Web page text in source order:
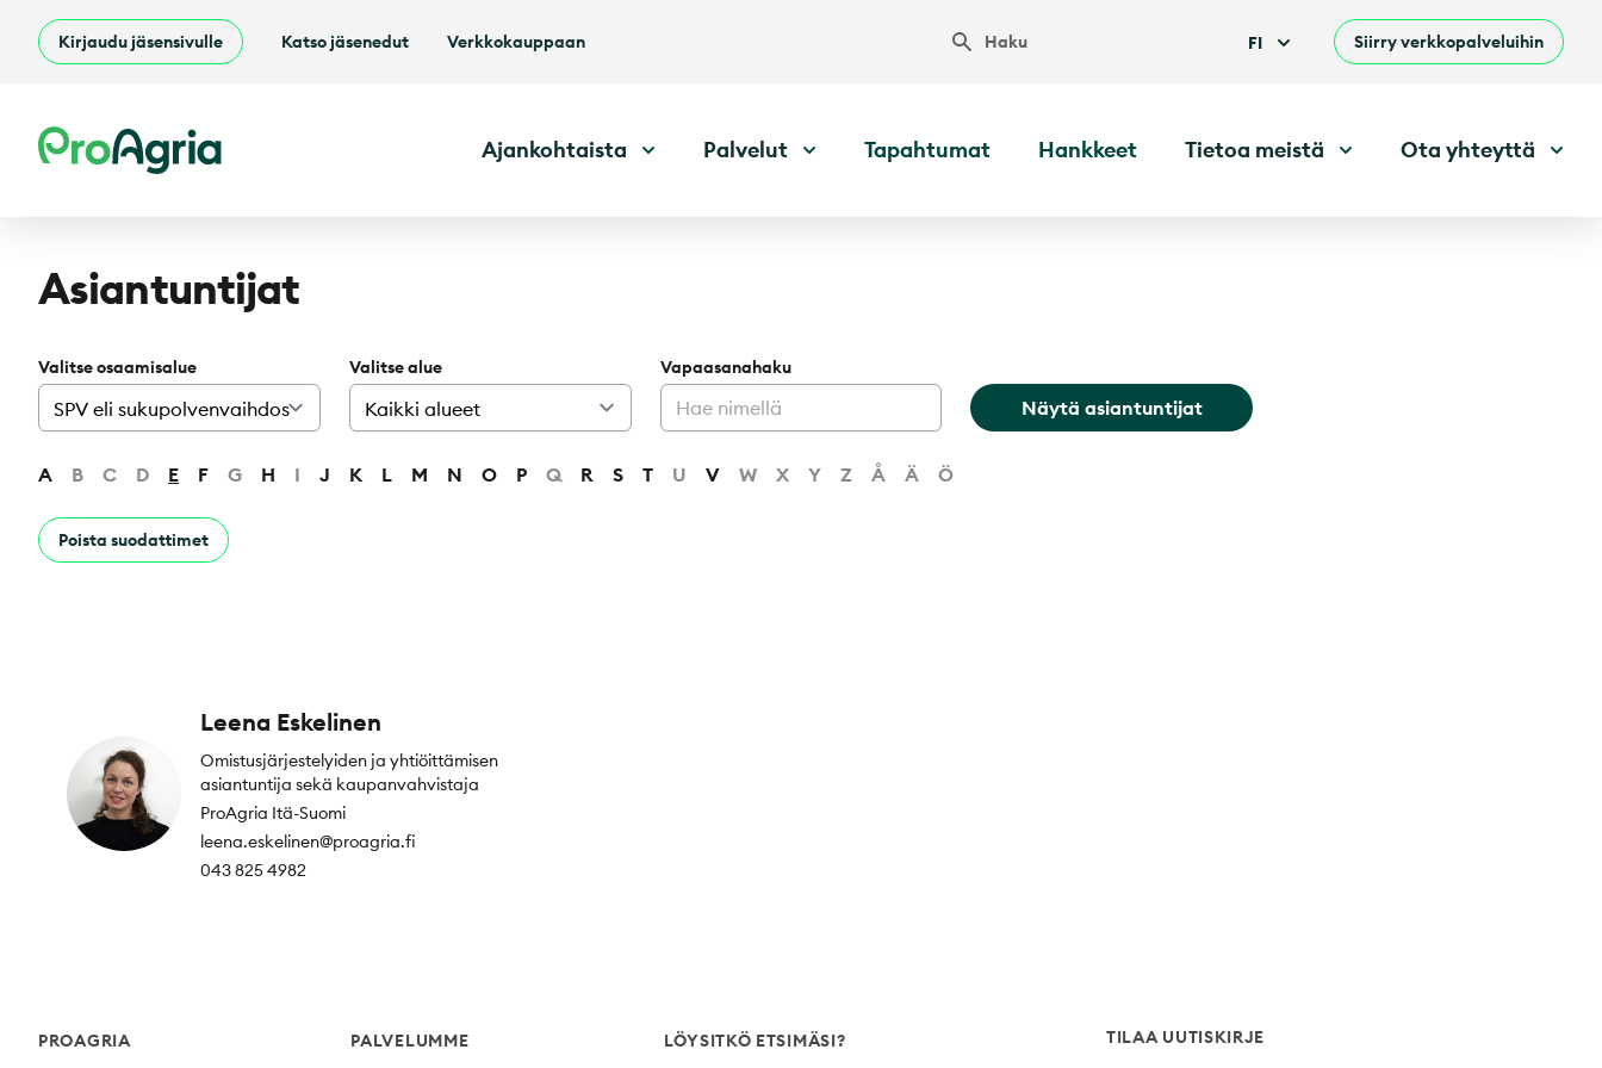
Kirjaudu jäsensivulle Katso jäsenedut Verkkokauppaan Haku FI Siirry verkkopalveluihin
ProAgria Ajankohtaista Palvelut Tapahtumat Hankkeet Tietoa meistä Ota yhteyttä
Asiantuntijat
Valitse osaamisalue Valitse alue Vapaasanahaku
Näytä asiantuntijat
A B C D E F G H I J K L M N O P Q R S T U V W X Y Z Å Ä Ö
Poista suodattimet
Leena Eskelinen
Omistusjärjestelyiden ja yhtiöittämisen
asiantuntija sekä kaupanvahvistaja
ProAgria Itä-Suomi
leena.eskelinen@proagria.fi
043 825 4982
PROAGRIA PALVELUMME LÖYSITKÖ ETSIMÄSI? TILAA UUTISKIRJE